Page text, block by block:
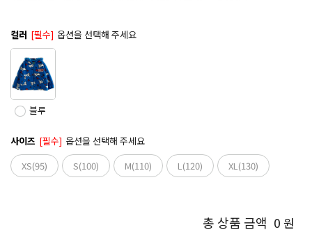
컬러 [필수] 옵션을 선택해 주세요
블루
사이즈 [필수] 옵션을 선택해 주세요
XS(95)
S(100) M(110) L(120) XL(130)
총 상품 금액 0 원